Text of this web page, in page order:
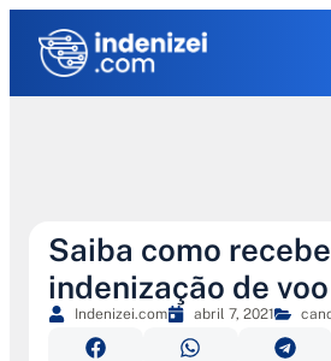
Saiba como
indenização de
Indenizei.com abril 7, 2021